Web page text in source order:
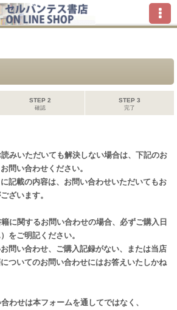
STEP 2
確認
STEP 3
完了
読みいただいても解決しない場合は、下記のお
問い合わせください。
に記載の内容は、お問い合わせいただいてもお
ざいます。
に関するお問い合わせの場合、必ずご購入日
をご明記ください。
お問い合わせ、ご購入記録がない、または当店
ついてのお問い合わせにはお答えいたしかね
わせは本フォームを通してではなく、